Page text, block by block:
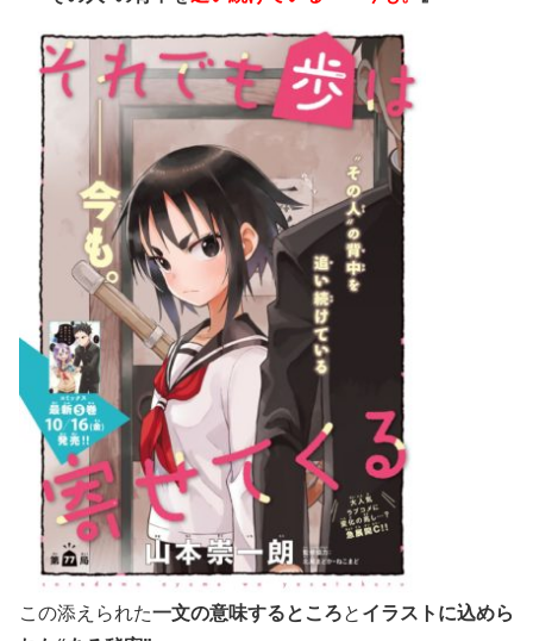
この添えられた一文の意味するところと イラストに込めら